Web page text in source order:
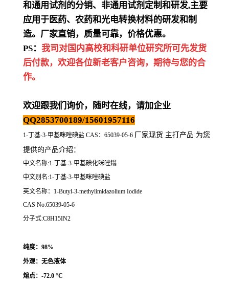
和通用试剂的分销、非通用试剂定制和研发,主要
应用于医药、农药和光电转换材料的研发和制
造。厂家直销，质量可靠，价格优惠。
PS： 我司对国内高校和科研单位研究所可先发货
后付款，欢迎各位新老客户咨询，期待与您的合
作。
欢迎跟我们询价，随时在线，请加企业
QQ2853700189/15601957116
1-丁基-3-甲基咪唑碘盐 CAS：65039-05-6 厂家现货 主打产品 为您
提供的产品介绍 ：
中文名称:1-丁基-3-甲基碘化咪唑鎓
中文别名:1-丁基-3-甲基咪唑碘盐
英文名称：1-Butyl-3-methylimidazolium Iodide
CAS No:65039-05-6
分子式:C8H15IN2
纯度：98%
外观：无色液体
熔点： -72.0 °C